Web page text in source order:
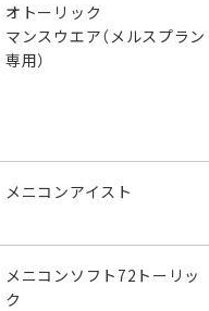
オトーリック
マンスウエア（メルスプラン
専用）
メニコンアイスト
メニコンソフト72トーリッ
ク